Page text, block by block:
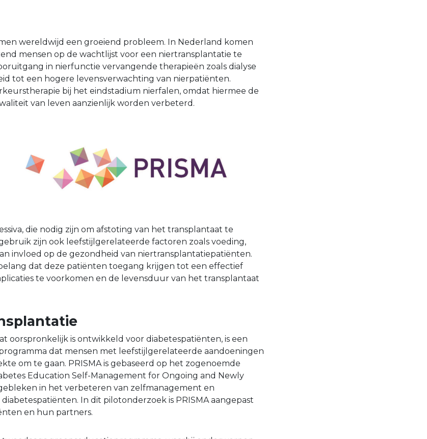
wereldwijd een groeiend probleem. In Nederland komen
mensen op de wachtlijst voor een niertransplantatie te
in nierfunctie vervangende therapieën zoals dialyse
tot een hogere levensverwachting van nierpatiënten.
bij het eindstadium nierfalen, omdat hiermee de
van leven aanzienlijk worden verbeterd.
die nodig zijn om afstoting van het transplantaat te
zijn ook leefstijlgerelateerde factoren zoals voeding,
invloed op de gezondheid van niertransplantatiepatiënten.
dat deze patiënten toegang krijgen tot een effectief
te voorkomen en de levensduur van het transplantaat
oorspronkelijk is ontwikkeld voor diabetespatiënten, is een
dat mensen met leefstijlgerelateerde aandoeningen
om te gaan. PRISMA is gebaseerd op het zogenoemde
Education Self-Management for Ongoing and Newly
in het verbeteren van zelfmanagement en
In dit pilotonderzoek is PRISMA aangepast
en hun partners.